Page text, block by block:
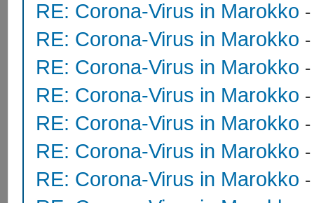
RE: Corona-Virus in Marokko
RE: Corona-Virus in Marokko
RE: Corona-Virus in Marokko
RE: Corona-Virus in Marokko
RE: Corona-Virus in Marokko
RE: Corona-Virus in Marokko
RE: Corona-Virus in Marokko